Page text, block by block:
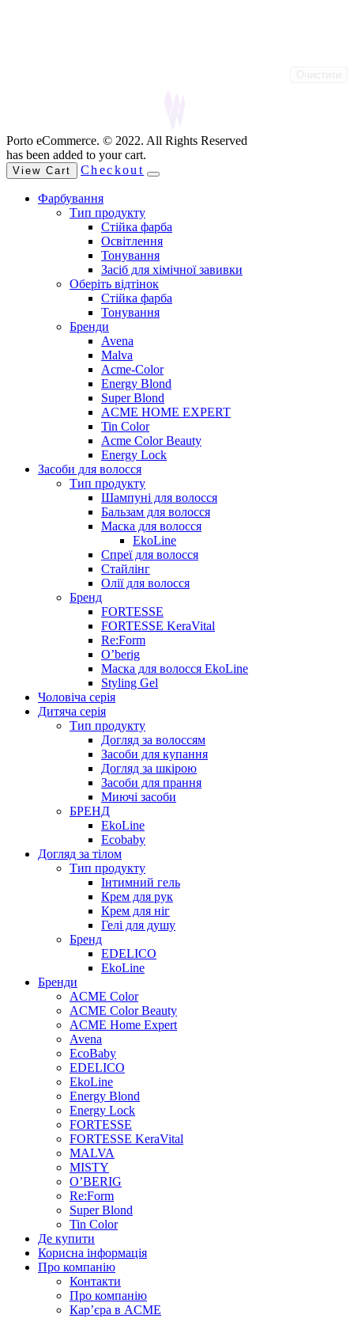
Porto eCommerce. © 2022. All Rights Reserved
has been added to your cart.
View Cart Checkout
Фарбування
Тип продукту
Стійка фарба
Освітлення
Тонування
Засіб для хімічної завивки
Оберіть відтінок
Стійка фарба
Тонування
Бренди
Avena
Malva
Acme-Color
Energy Blond
Super Blond
ACME HOME EXPERT
Tin Color
Acme Color Beauty
Energy Lock
Засоби для волосся
Тип продукту
Шампуні для волосся
Бальзам для волосся
Маска для волосся
EkoLine
Спреї для волосся
Стайлінг
Олії для волосся
Бренд
FORTESSE
FORTESSE KeraVital
Re:Form
O’berig
Маска для волосся EkoLine
Styling Gel
Чоловіча серія
Дитяча серія
Тип продукту
Догляд за волоссям
Засоби для купання
Догляд за шкірою
Засоби для прання
Миючі засоби
БРЕНД
EkoLine
Ecobaby
Догляд за тілом
Тип продукту
Інтимний гель
Крем для рук
Крем для ніг
Гелі для душу
Бренд
EDELICO
EkoLine
Бренди
ACME Color
ACME Color Beauty
ACME Home Expert
Avena
EcoBaby
EDELICO
EkoLine
Energy Blond
Energy Lock
FORTESSE
FORTESSE KeraVital
MALVA
MISTY
O’BERIG
Re:Form
Super Blond
Tin Color
Де купити
Корисна інформація
Про компанію
Контакти
Про компанію
Кар’єра в ACME